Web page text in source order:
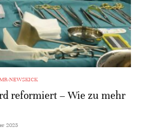
NEWSKICK
reformiert – Wie zu mehr
2025